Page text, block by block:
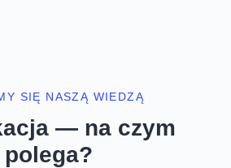
SIĘ NASZĄ WIEDZĄ
— na czym
polega?